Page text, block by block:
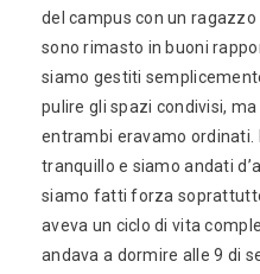
del campus con un ragazzo
sono rimasto in buoni
siamo gestiti
pulire gli spazi condivisi,
entrambi eravamo ordinati.
tranquillo e siamo andati
siamo fatti forza
aveva un ciclo di vita
andava a dormire alle 9 di